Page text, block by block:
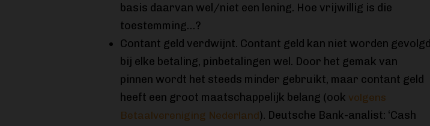
basis daarvan wel/niet een lening. Hoe vrijwillig is die
toestemming…?
Contant geld verdwijnt. Contant geld kan niet worden gevolgd
bij elke betaling, pinbetalingen wel. Door het gemak van
pinnen wordt het steeds minder gebruikt, maar contant geld
heeft een groot maatschappelijk belang (ook volgens
Betaalvereniging Nederland). Deutsche Bank-analist: ‘Cash